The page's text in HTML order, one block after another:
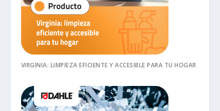
VIRGINIA: LIMPIEZA EFICIENTE Y ACCESIBLE PARA TU HOGAR